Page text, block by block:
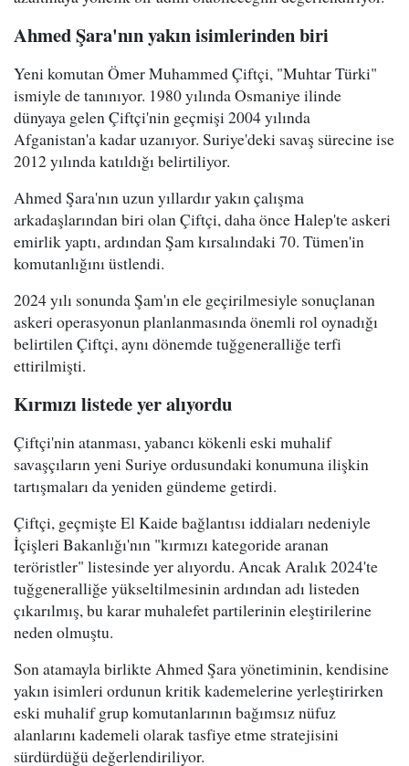
Ahmed Şara'nın yakın isimlerinden biri
Yeni komutan Ömer Muhammed Çiftçi, "Muhtar Türki"
ismiyle de tanınıyor. 1980 yılında Osmaniye ilinde
dünyaya gelen Çiftçi'nin geçmişi 2004 yılında
Afganistan'a kadar uzanıyor. Suriye'deki savaş sürecine ise
2012 yılında katıldığı belirtiliyor.
Ahmed Şara'nın uzun yıllardır yakın çalışma
arkadaşlarından biri olan Çiftçi, daha önce Halep'te askeri
emirlik yaptı, ardından Şam kırsalındaki 70. Tümen'in
komutanlığını üstlendi.
2024 yılı sonunda Şam'ın ele geçirilmesiyle sonuçlanan
askeri operasyonun planlanmasında önemli rol oynadığı
belirtilen Çiftçi, aynı dönemde tuğgeneralliğe terfi
ettirilmişti.
Kırmızı listede yer alıyordu
Çiftçi'nin atanması, yabancı kökenli eski muhalif
savaşçıların yeni Suriye ordusundaki konumuna ilişkin
tartışmaları da yeniden gündeme getirdi.
Çiftçi, geçmişte El Kaide bağlantısı iddiaları nedeniyle
İçişleri Bakanlığı'nın "kırmızı kategoride aranan
teröristler" listesinde yer alıyordu. Ancak Aralık 2024'te
tuğgeneralliğe yükseltilmesinin ardından adı listeden
çıkarılmış, bu karar muhalefet partilerinin eleştirilerine
neden olmuştu.
Son atamayla birlikte Ahmed Şara yönetiminin, kendisine
yakın isimleri ordunun kritik kademelerine yerleştirirken
eski muhalif grup komutanlarının bağımsız nüfuz
alanlarını kademeli olarak tasfiye etme stratejisini
sürdürdüğü değerlendiriliyor.